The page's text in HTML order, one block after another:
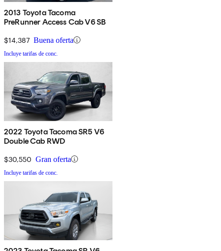
2013 Toyota Tacoma
PreRunner Access Cab V6 SB
$14,387 Buena oferta
Incluye tarifas de conc.
2022 Toyota Tacoma SR5 V6
Double Cab RWD
$30,550 Gran oferta
Incluye tarifas de conc.